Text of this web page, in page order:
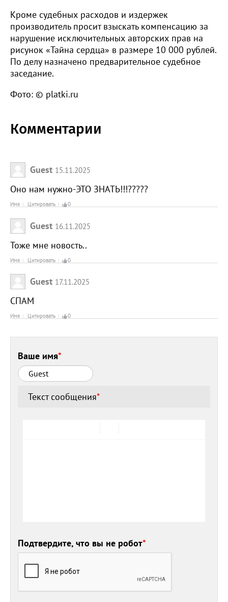
Кроме судебных расходов и издержек
производитель просит взыскать компенсацию за
нарушение исключительных авторских прав на
рисунок «Тайна сердца» в размере 10 000 рублей.
По делу назначено предварительное судебное
заседание.
Фото: © platki.ru
Комментарии
Guest 15.11.2025
Оно нам нужно-ЭТО ЗНАТЬ!!!?????
Имя Цитировать 0
Guest 16.11.2025
Тоже мне новость..
Имя Цитировать 0
Guest 17.11.2025
СПАМ
Имя Цитировать 0
Ваше имя*
Текст сообщения*
Подтвердите, что вы не робот*